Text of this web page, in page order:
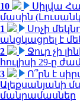
10
Սիլվա
մասին
1
Սոչի
անցկացրել է
2
Ջուր չի
հուլիսի 29-ը
3
Ո՞րն է
Ալեքսանյանի
մանրամասներ